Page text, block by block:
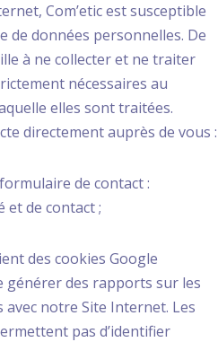
Com’etic est susceptible
données personnelles. De
à ne collecter et ne traiter
nécessaires au
elles sont traitées.
directement auprès de vous :
de contact :
et de contact ;
des cookies Google
générer des rapports sur les
notre Site Internet. Les
pas d’identifier